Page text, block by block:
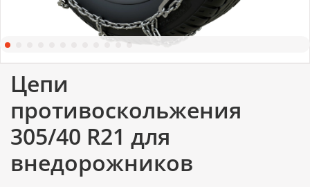
Цепи
противоскольжения
305/40 R21 для
внедорожников